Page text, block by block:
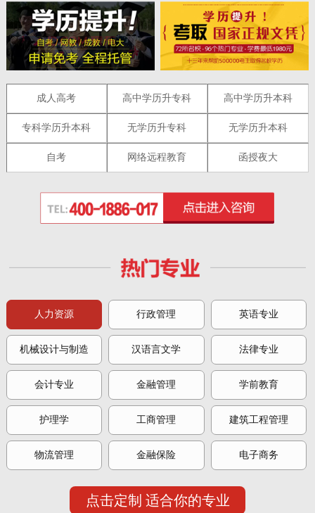
成人高考 高中学历升专科 高中学历升本科
专科学历升本科 无学历升专科 无学历升本科
自考 网络远程教育 函授夜大
人力资源 行政管理 英语专业
机械设计与制造 汉语言文学 法律专业
会计专业 金融管理 学前教育
护理学 工商管理 建筑工程管理
物流管理 金融保险 电子商务
点击定制 适合你的专业